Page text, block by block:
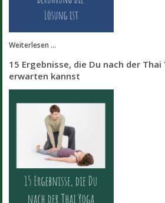
Weiterlesen ...
15 Ergebnisse, die Du nach der
erwarten kannst